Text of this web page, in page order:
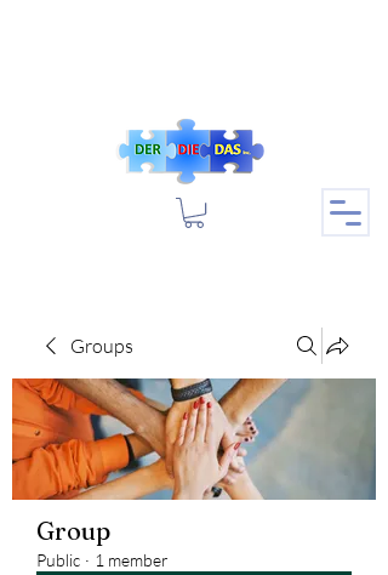
Groups
Group
Public · 1 member